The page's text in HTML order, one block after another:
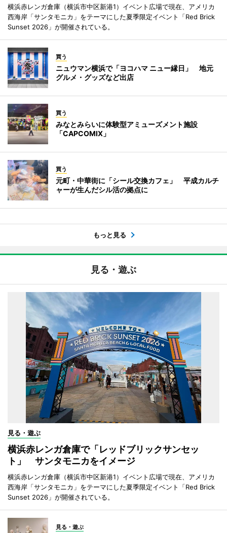
横浜赤レンガ倉庫（横浜市中区新港1）イベント広場で現在、アメリカ
西海岸「サンタモニカ」をテーマにした夏季限定イベント「Red Brick
Sunset 2026」が開催されている。
買う
ニュウマン横浜で「ヨコハマ ニュー縁日」 地元
グルメ・グッズなど出店
買う
みなとみらいに体験型アミューズメント施設
「CAPCOMIX」
買う
元町・中華街に「シール交換カフェ」 平成カルチ
ャーが生んだシル活の拠点に
もっと見る
見る・遊ぶ
見る・遊ぶ
横浜赤レンガ倉庫で「レッドブリックサンセッ
ト」 サンタモニカをイメージ
横浜赤レンガ倉庫（横浜市中区新港1）イベント広場で現在、アメリカ
西海岸「サンタモニカ」をテーマにした夏季限定イベント「Red Brick
Sunset 2026」が開催されている。
見る・遊ぶ